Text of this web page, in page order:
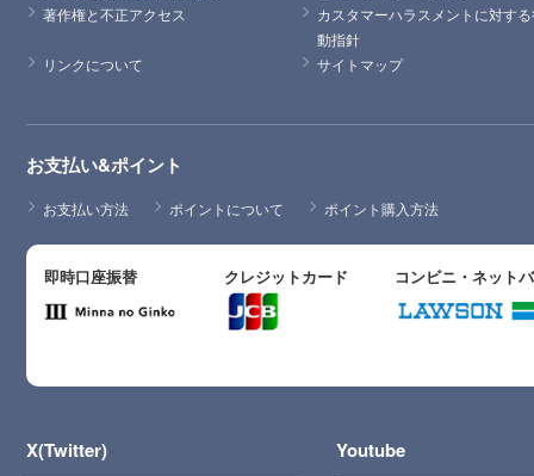
著作権と不正アクセス
カスタマーハラスメントに対す
動指針
リンクについて
サイトマップ
お支払い&ポイント
お支払い方法 ポイントについて ポイント購入方法
即時口座振替 クレジットカード コンビニ・ネット
X(Twitter) Youtube